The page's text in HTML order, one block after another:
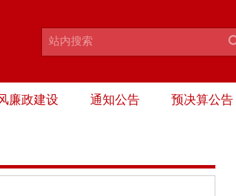
廉政建设 通知公告 预决算公告